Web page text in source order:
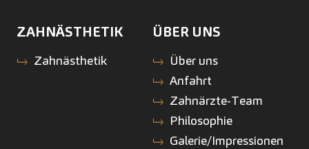
ZAHNÄSTHETIK
Zahnästhetik
ÜBER UNS
Über uns
Anfahrt
Zahnärzte-Team
Philosophie
Galerie/Impressionen